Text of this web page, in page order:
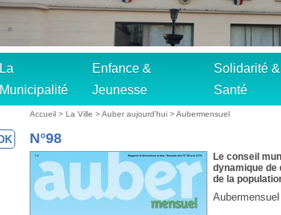
La
Municipalité
Enfance &
Jeunesse
Solidarité &
Santé
Accueil >La Ville>Auber aujourd’hui>Aubermensuel
N°98
Le conseil
dynamique de
de la